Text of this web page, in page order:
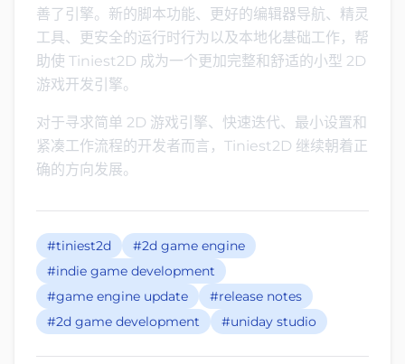
善了引擎。新的脚本功能、更好的编辑器导航、精灵
工具、更安全的运行时行为以及本地化基础工作，帮
助使 Tiniest2D 成为一个更加完整和舒适的小型 2D
游戏开发引擎。
对于寻求简单 2D 游戏引擎、快速迭代、最小设置和
紧凑工作流程的开发者而言，Tiniest2D 继续朝着正
确的方向发展。
#tiniest2d
#2d game engine
#indie game development
#game engine update
#release notes
#2d game development
#uniday studio